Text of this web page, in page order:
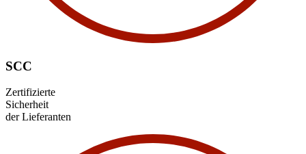
SCC
Zertifizierte
Sicherheit
der Lieferanten